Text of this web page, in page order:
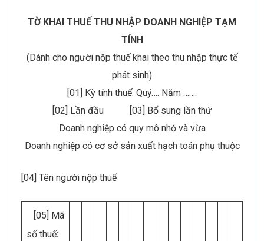
TỜ KHAI THUẾ THU NHẬP DOANH NGHIỆP TẠM
TÍNH
(Dành cho người nộp thuế khai theo thu nhập thực tế
phát sinh)
[01] Kỳ tính thuế: Quý…. Năm …….
[02] Lần đầu [03] Bổ sung lần thứ
Doanh nghiệp có quy mô nhỏ và vừa
Doanh nghiệp có cơ sở sản xuất hạch toán phụ thuộc
[04] Tên người nộp thuế
[05] Mã
số thuế: